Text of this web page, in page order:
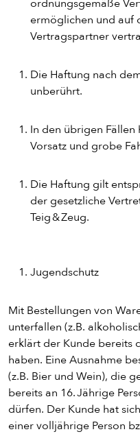
ordnungsgemäße
ermöglichen und auf
Vertragspartner
Die Haftung nach
unberührt.
In den übrigen Fällen
Vorsatz und grobe
Die Haftung gilt
der gesetzliche
Teig & Zeug.
Jugendschutz
Mit Bestellungen von
unterfallen (z.B.
erklärt der Kunde bereits
haben. Eine Ausnahme
(z.B. Bier und Wein), die
bereits an 16. Jährige
dürfen. Der Kunde hat
einer volljährige Person